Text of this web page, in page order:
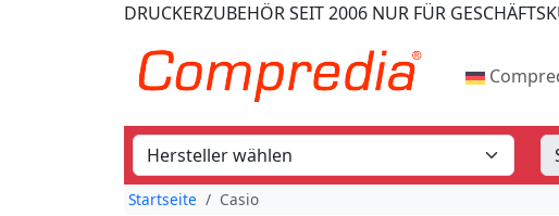
DRUCKERZUBEHÖRSEIT 2006 NUR FÜR
Startseite Casio